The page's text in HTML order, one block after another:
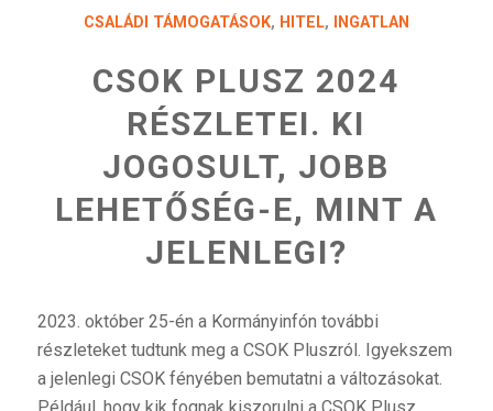
CSALÁDI TÁMOGATÁSOK, HITEL, INGATLAN
CSOK PLUSZ 2024
RÉSZLETEI. KI
JOGOSULT, JOBB
LEHETŐSÉG-E, MINT A
JELENLEGI?
2023. október 25-én a Kormányinfón további
részleteket tudtunk meg a CSOK Pluszról. Igyekszem
a jelenlegi CSOK fényében bemutatni a változásokat.
Például, hogy kik fognak kiszorulni a CSOK Plusz